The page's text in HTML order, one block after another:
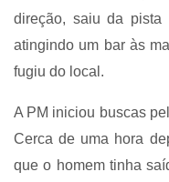
direção, saiu da pista
atingindo um bar às
fugiu do local.
A PM iniciou buscas
Cerca de uma hora
que o homem tinha